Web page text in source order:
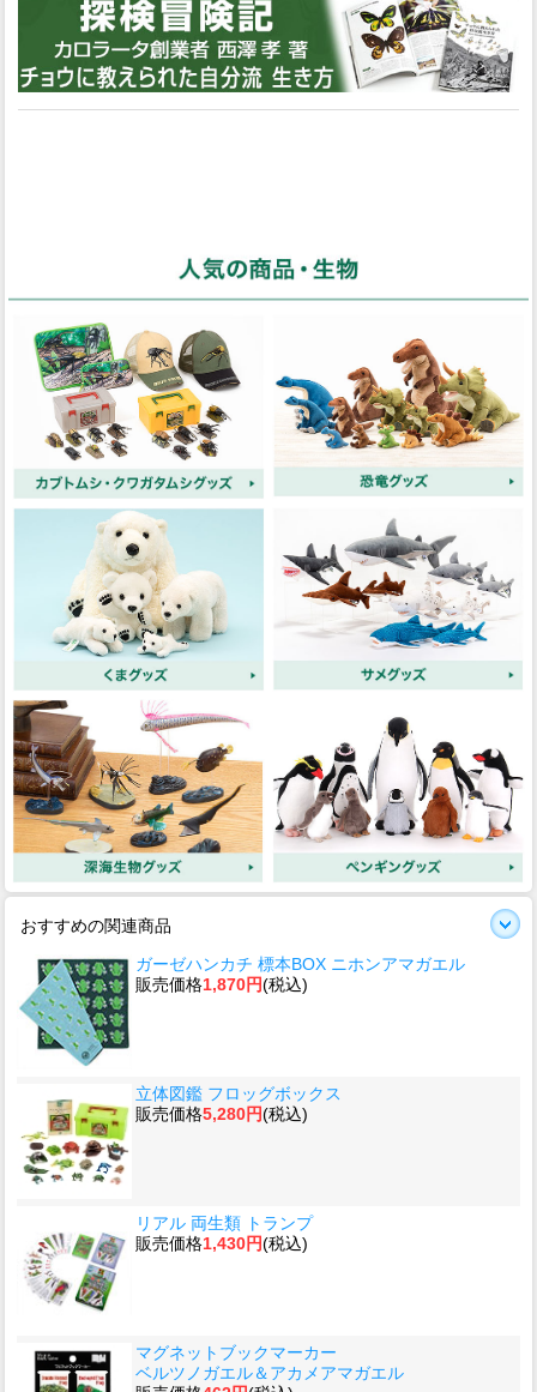
おすすめの関連商品
ガーゼハンカチ 標本BOX ニホンアマガエル
販売価格1,870円(税込)
立体図鑑 フロッグボックス
販売価格5,280円(税込)
リアル 両生類 トランプ
販売価格1,430円(税込)
マグネットブックマーカー
ベルツノガエル＆アカメアマガエル